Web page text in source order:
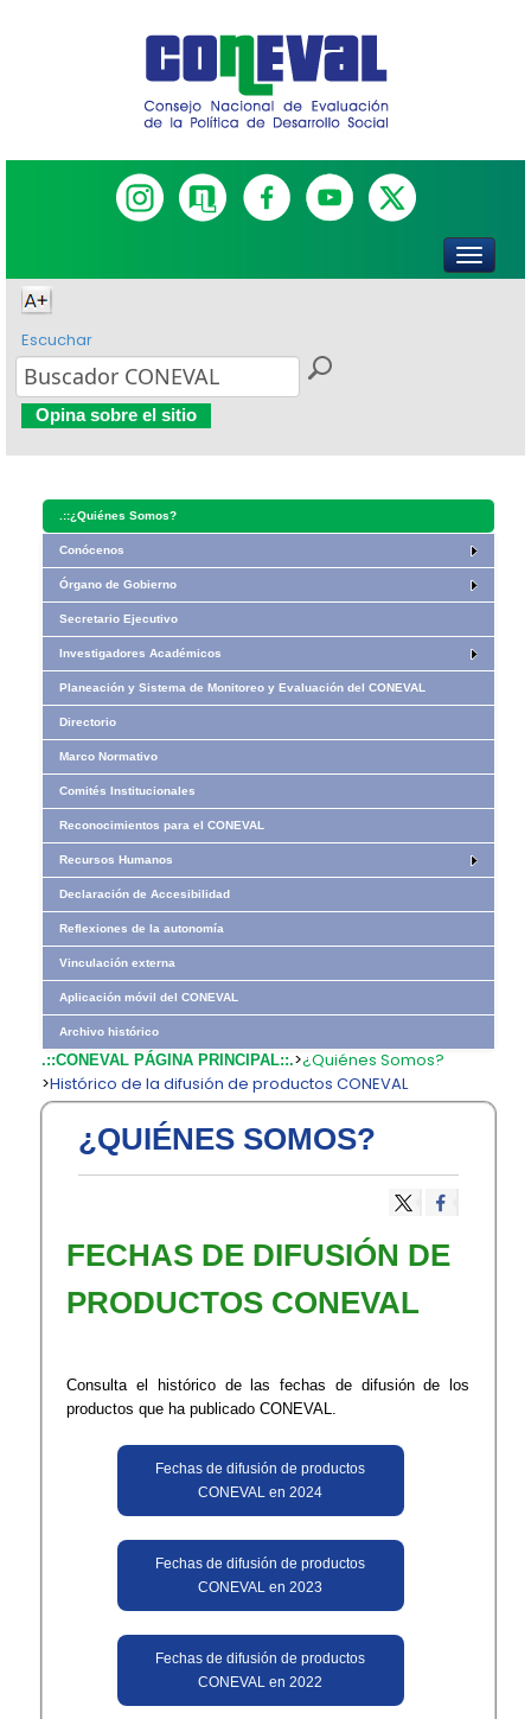
Escuchar
Opina sobre el sitio
.::¿Quiénes Somos?
Conócenos
Órgano de Gobierno
Secretario Ejecutivo
Investigadores Académicos
Planeación y Sistema de Monitoreo y Evaluación del CONEVAL
Directorio
Marco Normativo
Comités Institucionales
Reconocimientos para el CONEVAL
Recursos Humanos
Declaración de Accesibilidad
Reflexiones de la autonomía
Vinculación externa
Aplicación móvil del CONEVAL
Archivo histórico
.::CONEVAL PÁGINA PRINCIPAL::.>¿Quiénes Somos?
>Histórico de la difusión de productos CONEVAL
¿QUIÉNES SOMOS?
​​FECHAS DE DIFUSIÓN DE
PRODUCTOS CONEVAL
Consulta el histórico de las fechas de difusión de los
productos que ha publicado CONEVAL.
Fechas de difusión de productos
CONEVAL en 2024
Fechas de difusión de productos
CONEVAL en 2023
Fechas de difusión de productos
CONEVAL en 2022